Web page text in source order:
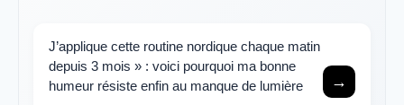
J’applique cette routine nordique chaque matin
depuis 3 mois » : voici pourquoi ma bonne
humeur résiste enfin au manque de lumière
→